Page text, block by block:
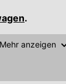
.
Mehr anzeigen